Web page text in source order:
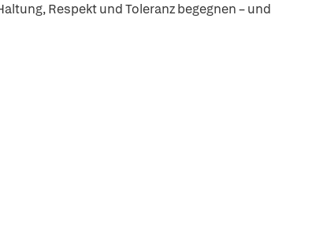
Respekt und Toleranz begegnen – und